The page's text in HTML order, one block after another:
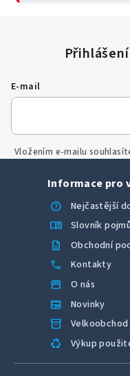
E-mail
Vložením e-mailu
Informace pro
help
Nejčastější
menu_book Slovník pojmů
description Obchodní
call Kontakty
storefront O nás
newspaper Novinky
inventory_2 Velkoobchod
recycling Výkup